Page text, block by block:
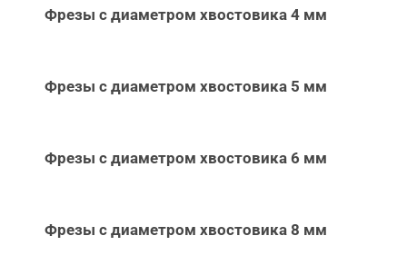
Фрезы с диаметром хвостовика 4 мм
Фрезы с диаметром хвостовика 5 мм
Фрезы с диаметром хвостовика 6 мм
Фрезы с диаметром хвостовика 8 мм